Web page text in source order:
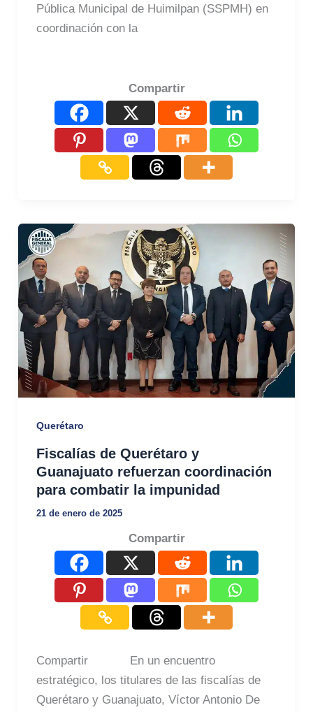
Pública Municipal de Huimilpan (SSPMH) en
coordinación con la
Compartir
Querétaro
Fiscalías de Querétaro y
Guanajuato refuerzan coordinación
para combatir la impunidad
21 de enero de 2025
Compartir
Compartir En un encuentro
estratégico, los titulares de las fiscalías de
Querétaro y Guanajuato, Víctor Antonio De